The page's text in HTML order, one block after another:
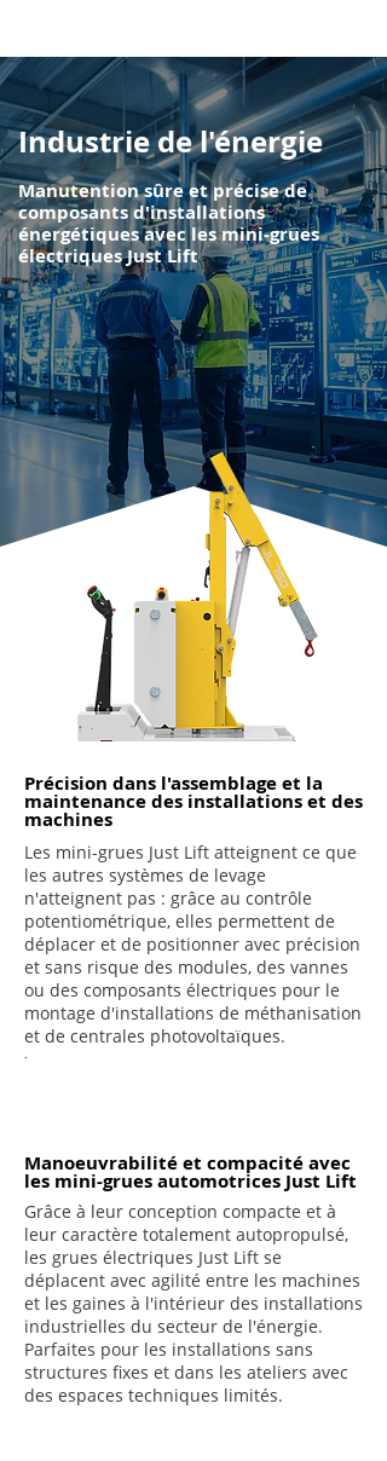
Industrie de l'énergie
Manutention sûre et précise de
composants d'installations
énergétiques avec les mini-grues
électriques Just Lift
Précision dans l'assemblage et la
maintenance des installations et des
machines
Les mini-grues Just Lift atteignent ce que
les autres systèmes de levage
n'atteignent pas : grâce au contrôle
potentiométrique, elles permettent de
déplacer et de positionner avec précision
et sans risque des modules, des vannes
ou des composants électriques pour le
montage d'installations de méthanisation
et de centrales photovoltaïques.
Manoeuvrabilité et compacité avec
les mini-grues automotrices Just Lift
Grâce à leur conception compacte et à
leur caractère totalement autopropulsé,
les grues électriques Just Lift se
déplacent avec agilité entre les machines
et les gaines à l'intérieur des installations
industrielles du secteur de l'énergie.
Parfaites pour les installations sans
structures fixes et dans les ateliers avec
des espaces techniques limités.